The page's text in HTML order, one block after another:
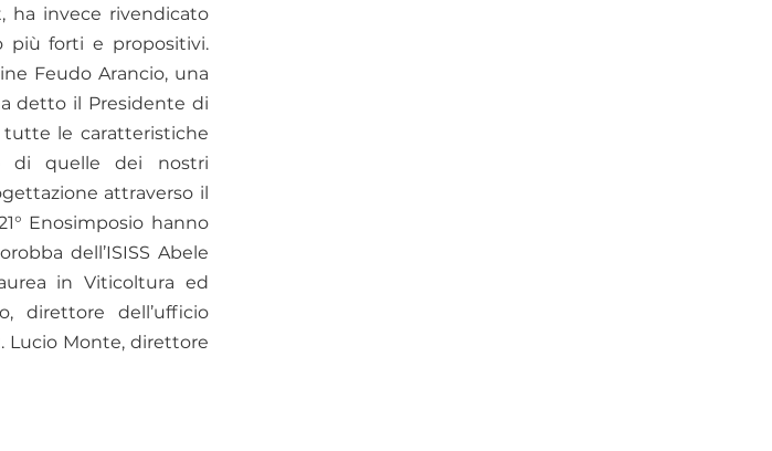
ha invece rivendicato
più forti e propositivi.
Feudo Arancio, una
detto il Presidente di
tutte le caratteristiche
di quelle dei nostri
attraverso il
Enosimposio hanno
dell’ISISS Abele
in Viticoltura ed
direttore dell’ufficio
Lucio Monte, direttore